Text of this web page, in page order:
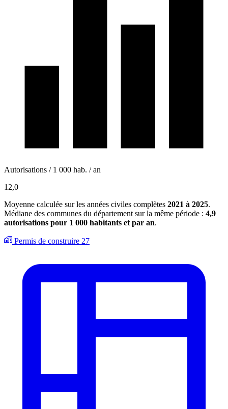
Autorisations / 1 000 hab. / an
12,0
Moyenne calculée sur les années civiles complètes 2021 à 2025.
Médiane des communes du département sur la même période : 4,9
autorisations pour 1 000 habitants et par an.
Permis de construire 27